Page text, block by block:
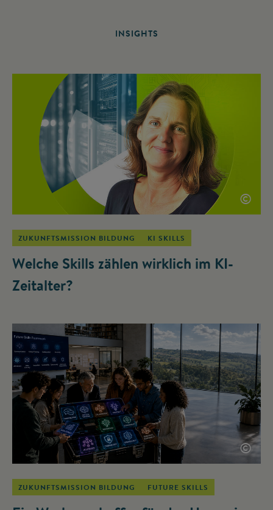
INSIGHTS
©
ZUKUNFTSMISSION BILDUNG KI SKILLS
Welche Skills zählen wirklich im KI-
Zeitalter?
©
ZUKUNFTSMISSION BILDUNG FUTURE SKILLS